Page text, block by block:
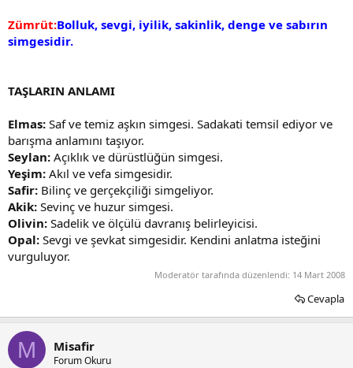
Zümrüt:Bolluk, sevgi, iyilik, sakinlik, denge ve sabırın
simgesidir.
TAŞLARIN ANLAMI
Elmas: Saf ve temiz aşkın simgesi. Sadakati temsil ediyor ve
barışma anlamını taşıyor.
Seylan: Açıklık ve dürüstlüğün simgesi.
Yeşim: Akıl ve vefa simgesidir.
Safir: Bilinç ve gerçekçiliği simgeliyor.
Akik: Sevinç ve huzur simgesi.
Olivin: Sadelik ve ölçülü davranış belirleyicisi.
Opal: Sevgi ve şevkat simgesidir. Kendini anlatma isteğini
vurguluyor.
Moderatör tarafında düzenlendi: 14 Mart 2008
Cevapla
M Misafir
Forum Okuru